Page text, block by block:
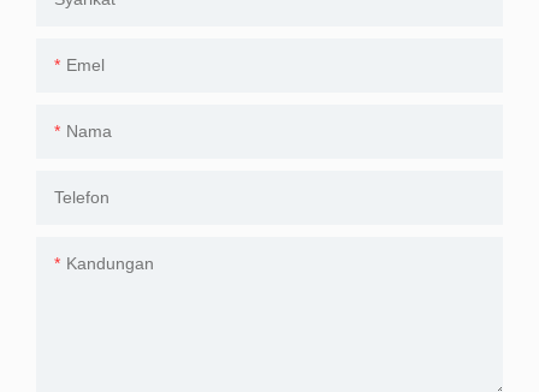
Emel
Nama
Telefon
Kandungan